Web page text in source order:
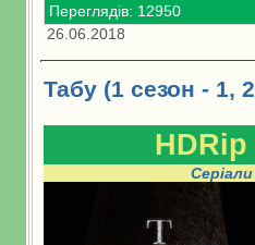
Переглядів: 12950
26.06.2018
Табу (1 сезон - 1,
HDRip
Серіали